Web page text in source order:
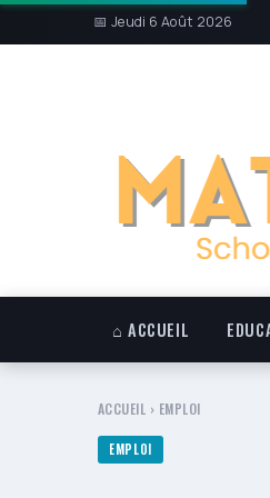
📅 Jeudi 6 Août 2026
⌂ ACCUEIL
ACCUEIL › EMPLOI
EMPLOI